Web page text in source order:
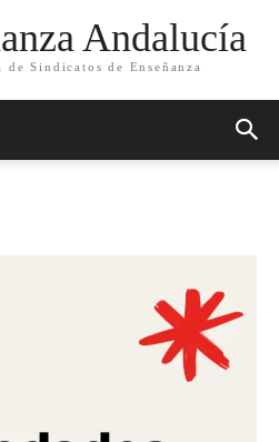
Andalucía
de Sindicatos de Enseñanza